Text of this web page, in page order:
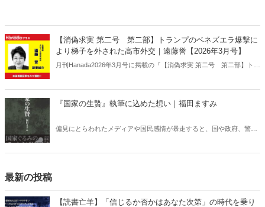
【消偽求実 第二号 第二部】トランプのベネズエラ爆撃に
より梯子を外された高市外交｜遠藤誉【2026年3月号】
月刊Hanada2026年3月号に掲載の『【消偽求実 第二号 第二部】トラ
『国家の生贄』執筆に込めた想い｜福田ますみ
偏見にとらわれたメディアや国民感情が暴走すると、国や政府、警
最新の投稿
【読書亡羊】「信じるか否かはあなた次第」の時代を乗り